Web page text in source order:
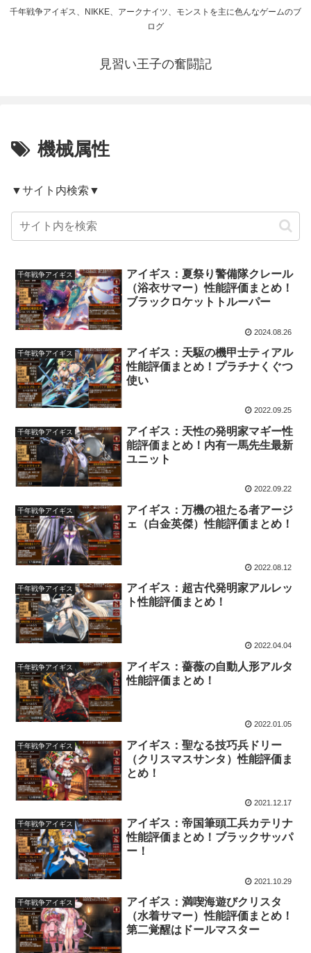
千年戦争アイギス、NIKKE、アークナイツ、モンストを主に色んなゲームのブ
ログ
見習い王子の奮闘記
機械属性
▼サイト内検索▼
千年戦争アイギス
アイギス：夏祭り警備隊クレール
（浴衣サマー）性能評価まとめ！
ブラックロケットトルーパー
2024.08.26
千年戦争アイギス
アイギス：天駆の機甲士ティアル
性能評価まとめ！プラチナくぐつ
使い
2022.09.25
千年戦争アイギス
アイギス：天性の発明家マギー性
能評価まとめ！内有一馬先生最新
ユニット
2022.09.22
千年戦争アイギス
アイギス：万機の祖たる者アージ
ェ（白金英傑）性能評価まとめ！
2022.08.12
千年戦争アイギス
アイギス：超古代発明家アルレッ
ト性能評価まとめ！
2022.04.04
千年戦争アイギス
アイギス：薔薇の自動人形アルタ
性能評価まとめ！
2022.01.05
千年戦争アイギス
アイギス：聖なる技巧兵ドリー
（クリスマスサンタ）性能評価ま
とめ！
2021.12.17
千年戦争アイギス
アイギス：帝国筆頭工兵カテリナ
性能評価まとめ！ブラックサッパ
ー！
2021.10.29
千年戦争アイギス
アイギス：満喫海遊びクリスタ
（水着サマー）性能評価まとめ！
第二覚醒はドールマスター